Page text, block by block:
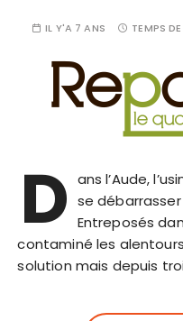
IL Y'A 7 ANS TEMPS
D ans l’Aude,
se
Entreposés
contaminé les
solution mais depuis